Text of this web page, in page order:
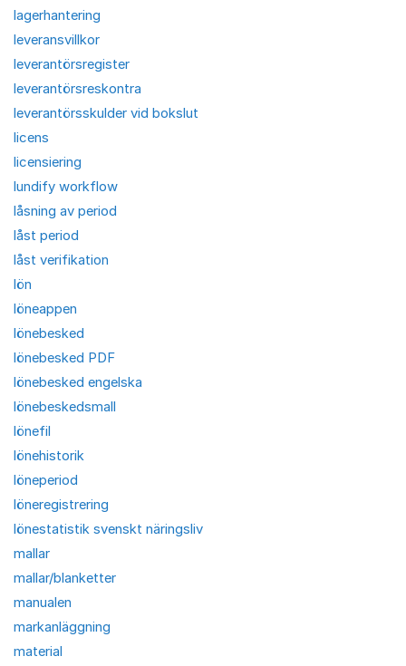
lagerhantering
leveransvillkor
leverantörsregister
leverantörsreskontra
leverantörsskulder vid bokslut
licens
licensiering
lundify workflow
låsning av period
låst period
låst verifikation
lön
löneappen
lönebesked
lönebesked PDF
lönebesked engelska
lönebeskedsmall
lönefil
lönehistorik
löneperiod
löneregistrering
lönestatistik svenskt näringsliv
mallar
mallar/blanketter
manualen
markanläggning
material